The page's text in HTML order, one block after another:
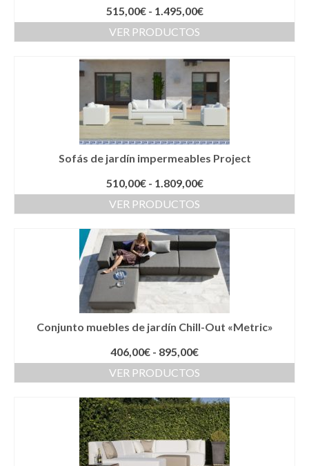
515,00€ - 1.495,00€Rango
de
515,00€
hasta
1.495,00€
VER PRODUCTOS
Sofás de jardín impermeables Project
510,00€ - 1.809,00€Rango
de
510,00€
hasta
1.809,00€
VER PRODUCTOS
Conjunto muebles de jardín Chill-Out «Metric»
406,00€ - 895,00€Rango
de
precios:
406,00€
hasta
895,00€
VER PRODUCTOS